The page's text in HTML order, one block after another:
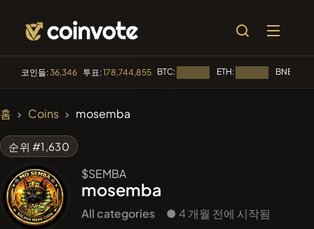
코인들:36,346 투표:178,744,855 BTC: ETH: BNB:
#56
홈 Coins mosemba
순위 #1,630
$SEMBA
mosemba
All categories ● 4 개월 전에 시작됨